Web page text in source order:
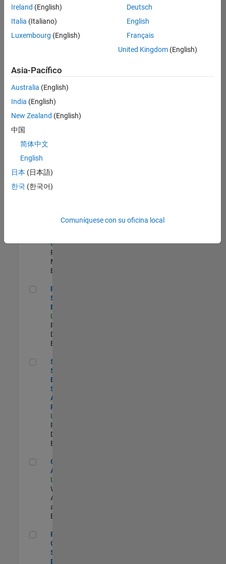
empleos.
Busque
por
ubicación
todos
empleos
en su
zona.
Compiler Engineer LLVM
US-MA-Natick
Development |
Senior
Program
US-MA-Natick|
Program
Management |
Experimentado
Principal Security Engineer
Principal
Security
Engineer
US-MA-Natick
Product
Development |
Experimentado
Senior Software Engineer - Synthetic Aperture Radar
Senior
Software
Engineer -
Synthetic
Aperture
Radar
US-MA-Natick
Product
Development |
Experimentado
Cloud Solution Architect
Cloud Solution
Architect
US-MA-Natick
Web
Applications
and Services |
Experimentado
Principal Cloud Software Engineer
Principal
Cloud
Software
Engineer
Ireland (English)
Italia (Italiano)
Luxembourg (English)
Deutsch
English
Français
United Kingdom(English)
Asia-Pacífico
Australia (English)
India (English)
New Zealand (English)
中国
简体中文
English
日本 (日本語)
한국 (한국어)
Comuníquese con su oficina local